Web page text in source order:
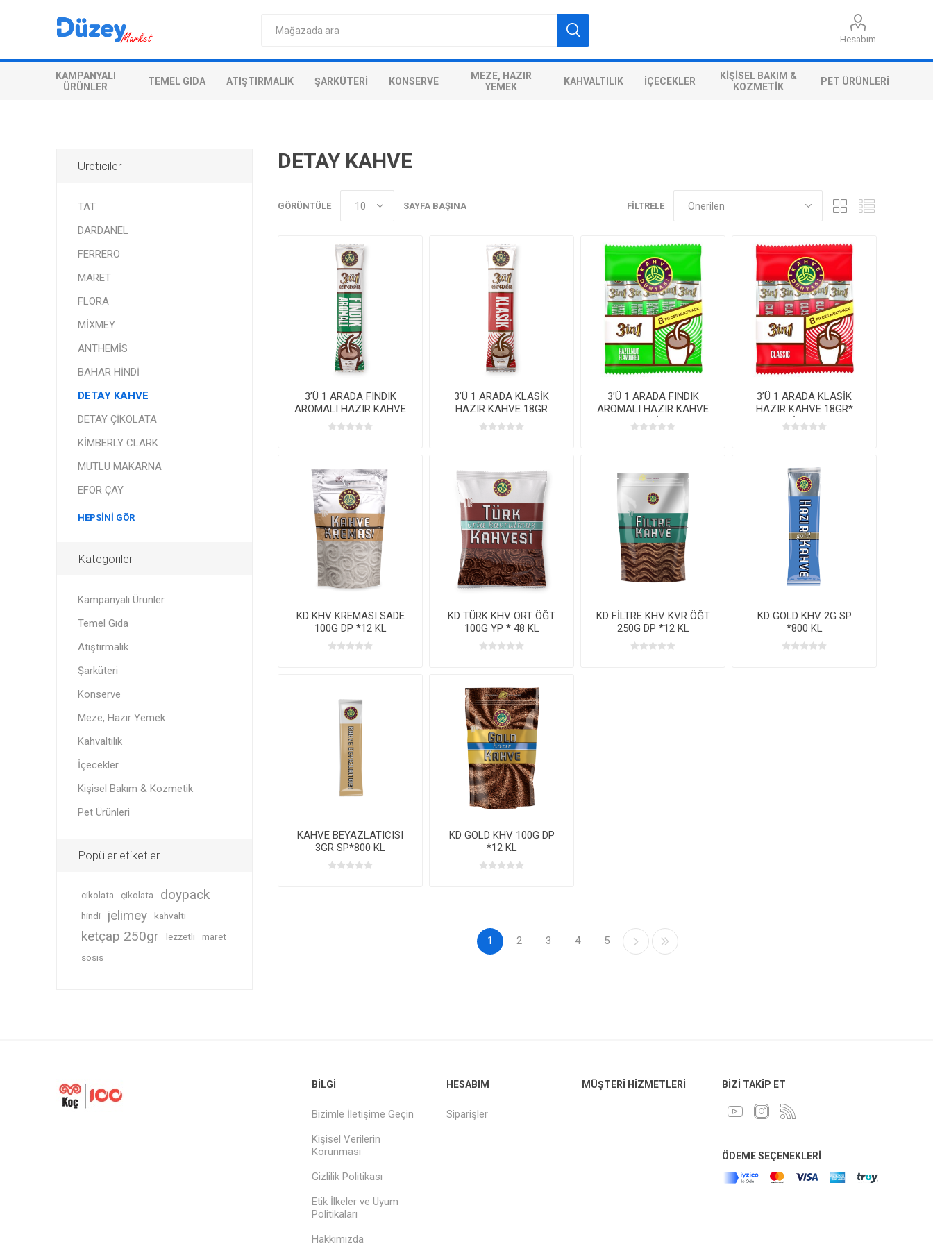
Hesabım
KAMPANYALI
ÜRÜNLER
TEMEL GIDA ATIŞTIRMALIK ŞARKÜTERI KONSERVE
MEZE, HAZIR
YEMEK
KAHVALTILIK İÇECEKLER
KIŞISEL BAKIM &
KOZMETIK
PET ÜRÜNLERI
DETAY KAHVE
FILTRELE
GÖRÜNTÜLE SAYFA BAŞINA
3’Ü 1 ARADA FINDIK
AROMALI HAZIR KAHVE
18GR SP*320 KL
3’Ü 1 ARADA KLASİK
HAZIR KAHVE 18GR
SP*320 KL
3’Ü 1 ARADA FINDIK
AROMALI HAZIR KAHVE
18GR*(8’Lİ MP*24)
3’Ü 1 ARADA KLASİK
HAZIR KAHVE 18GR*
(8’Lİ MP*24)
KD KHV KREMASI SADE
100G DP *12 KL
KD TÜRK KHV ORT ÖĞT
100G YP * 48 KL
KD FİLTRE KHV KVR ÖĞT
250G DP *12 KL
KD GOLD KHV 2G SP
*800 KL
KAHVE BEYAZLATICISI
3GR SP*800 KL
KD GOLD KHV 100G DP
*12 KL
1 2 3 4 5
Üreticiler
TAT
DARDANEL
FERRERO
MARET
FLORA
MİXMEY
ANTHEMİS
BAHAR HİNDİ
DETAY KAHVE
DETAY ÇİKOLATA
KİMBERLY CLARK
MUTLU MAKARNA
EFOR ÇAY
HEPSINI GÖR
Kategoriler
Kampanyalı Ürünler
Temel Gıda
Atıştırmalık
Şarküteri
Konserve
Meze, Hazır Yemek
Kahvaltılık
İçecekler
Kişisel Bakım & Kozmetik
Pet Ürünleri
Popüler etiketler
cikolata çikolata doypack
hindi jelimey kahvaltı
ketçap 250gr lezzetli
maret
sosis
BILGI
Bizimle İletişime Geçin
Kişisel Verilerin
Korunması
Gizlilik Politikası
Etik İlkeler ve Uyum
Politikaları
Hakkımızda
HESABIM
Siparişler
MÜŞTERI HIZMETLERI BIZI TAKIP ET
ÖDEME SEÇENEKLERI